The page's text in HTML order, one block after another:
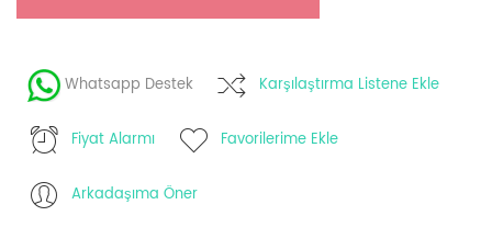
Whatsapp Destek Karşılaştırma Listene Ekle
Fiyat Alarmı Favorilerime Ekle
Arkadaşıma Öner